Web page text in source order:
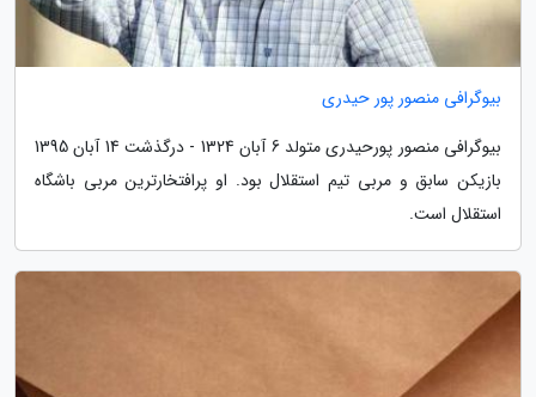
بیوگرافی منصور پور حیدری
بیوگرافی منصور پورحیدری متولد 6 آبان 1324 - درگذشت 14 آبان 1395
بازیکن سابق و مربی تیم استقلال بود. او پرافتخارترین مربی باشگاه
استقلال است.